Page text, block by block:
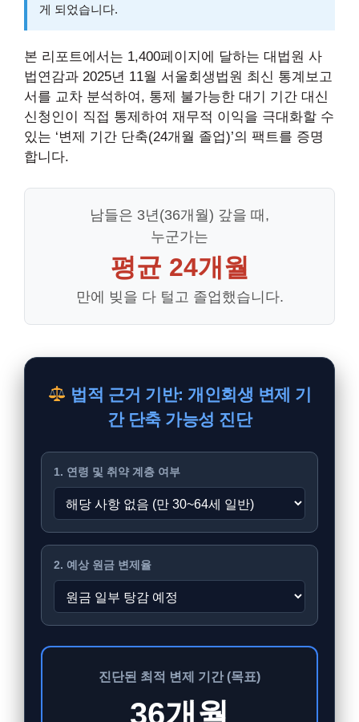
게 되었습니다.
본 리포트에서는 1,400페이지에 달하는 대법원 사
법연감과 2025년 11월 서울회생법원 최신 통계보고
서를 교차 분석하여, 통제 불가능한 대기 기간 대신
신청인이 직접 통제하여 재무적 이익을 극대화할 수
있는 ‘변제 기간 단축(24개월 졸업)’의 팩트를 증명
합니다.
남들은 3년(36개월) 갚을 때,
누군가는
평균 24개월
만에 빚을 다 털고 졸업했습니다.
법적 근거 기반: 개인회생 변제 기
간 단축 가능성 진단
1. 연령 및 취약 계층 여부
2. 예상 원금 변제율
진단된 최적 변제 기간 (목표)
36개월